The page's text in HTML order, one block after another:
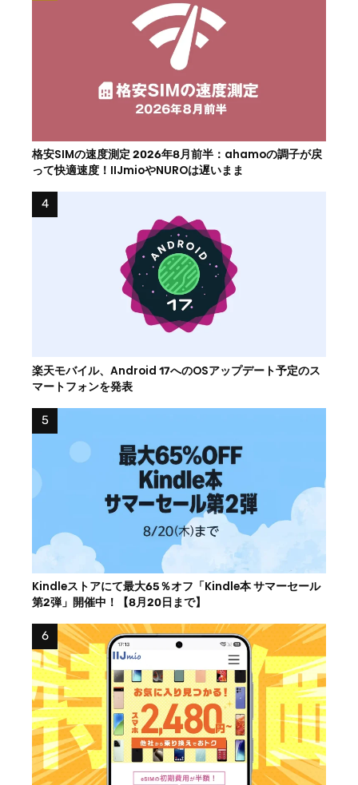
格安SIMの速度測定 2026年8月前半：ahamoの調子が戻
って快適速度！IIJmioやNUROは遅いまま
楽天モバイル、Android 17へのOSアップデート予定のス
マートフォンを発表
Kindleストアにて最大65％オフ「Kindle本 サマーセール
第2弾」開催中！【8月20日まで】